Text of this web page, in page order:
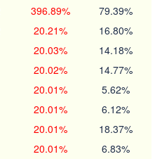
396.89% 79.39%
20.21% 16.80%
20.03% 14.18%
20.02% 14.77%
20.01% 5.62%
20.01% 6.12%
20.01% 18.37%
20.01% 6.83%